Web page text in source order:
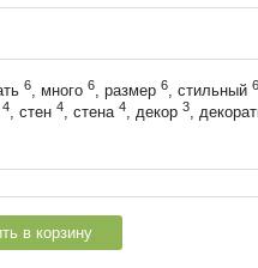
6, много 6, размер 6, стильный 6
4, стен 4, стена 4, декор 3,
в корзину